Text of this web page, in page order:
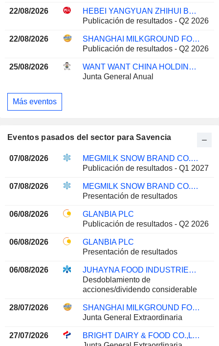
22/08/2026
HEBEI YANGYUAN ZHIHUI BEVERAGE CO., LTD.
Publicación de resultados - Q2 2026
22/08/2026
SHANGHAI MILKGROUND FOOD TECH CO., LTD
Publicación de resultados - Q2 2026
25/08/2026
WANT WANT CHINA HOLDINGS LIMITED
Junta General Anual
Más eventos
Eventos pasados del sector para Savencia
07/08/2026
MEGMILK SNOW BRAND CO.,LTD.
Publicación de resultados - Q1 2027
07/08/2026
MEGMILK SNOW BRAND CO.,LTD.
Presentación de resultados
06/08/2026
GLANBIA PLC
Publicación de resultados - Q2 2026
06/08/2026
GLANBIA PLC
Presentación de resultados
06/08/2026
JUHAYNA FOOD INDUSTRIES S.A.E.
Desdoblamiento de
acciones/dividendo considerable
28/07/2026
SHANGHAI MILKGROUND FOOD TECH CO., LTD
Junta General Extraordinaria
27/07/2026
BRIGHT DAIRY & FOOD CO.,LTD